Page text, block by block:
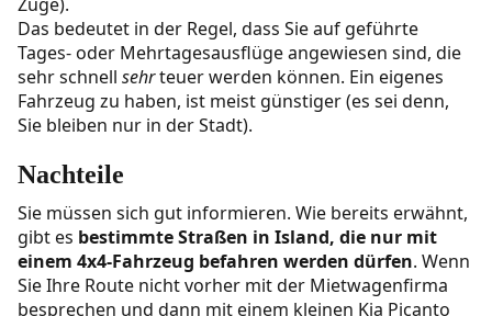
Das bedeutet in der Regel, dass Sie auf geführte
Tages- oder Mehrtagesausflüge angewiesen sind, die
sehr schnell sehrteuer werden können. Ein eigenes
Fahrzeug zu haben, ist meist günstiger (es sei denn,
Sie bleiben nur in der Stadt).
Nachteile
Sie müssen sich gut informieren. Wie bereits erwähnt,
gibt es bestimmte Straßen in Island, die nur mit
einem 4x4-Fahrzeug befahren werden dürfen. Wenn
Sie Ihre Route nicht vorher mit der Mietwagenfirma
besprechen und dann mit einem kleinen Kia Picanto